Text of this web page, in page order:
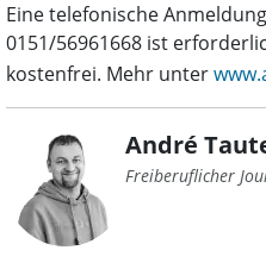
Eine telefonische
0151/56961668 ist
kostenfrei. Mehr unter
André
Freiberuflicher